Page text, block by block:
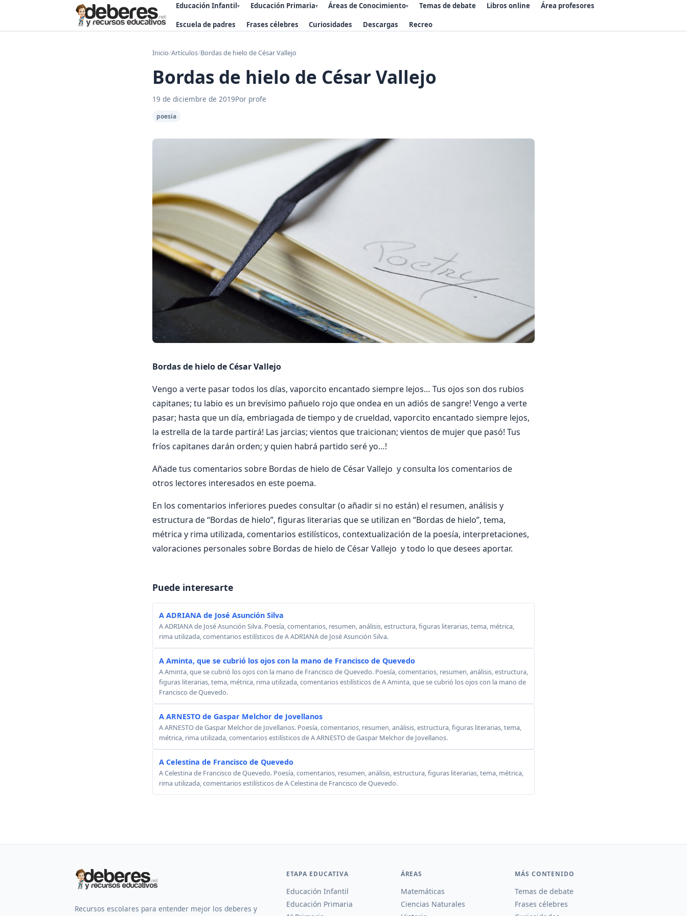
Educación Infantil▾ Educación Primaria▾ Áreas de Conocimiento▾ Temas de debate Libros online Área profesores
Escuela de padres Frases célebres Curiosidades Descargas Recreo
Inicio/Artículos/Bordas de hielo de César Vallejo
Bordas de hielo de César Vallejo
19 de diciembre de 2019Por profe
poesia
Bordas de hielo de César Vallejo
Vengo a verte pasar todos los días, vaporcito encantado siempre lejos… Tus ojos son dos rubios
capitanes; tu labio es un brevísimo pañuelo rojo que ondea en un adiós de sangre! Vengo a verte
pasar; hasta que un día, embriagada de tiempo y de crueldad, vaporcito encantado siempre lejos,
la estrella de la tarde partirá! Las jarcias; vientos que traicionan; vientos de mujer que pasó! Tus
fríos capitanes darán orden; y quien habrá partido seré yo…!
Añade tus comentarios sobre Bordas de hielo de César Vallejo y consulta los comentarios de
otros lectores interesados en este poema.
En los comentarios inferiores puedes consultar (o añadir si no están) el resumen, análisis y
estructura de “Bordas de hielo”, figuras literarias que se utilizan en “Bordas de hielo”, tema,
métrica y rima utilizada, comentarios estilísticos, contextualización de la poesía, interpretaciones,
valoraciones personales sobre Bordas de hielo de César Vallejo y todo lo que desees aportar.
Puede interesarte
A ADRIANA de José Asunción Silva
A ADRIANA de José Asunción Silva. Poesía, comentarios, resumen, análisis, estructura, figuras literarias, tema, métrica,
rima utilizada, comentarios estilísticos de A ADRIANA de José Asunción Silva.
A Aminta, que se cubrió los ojos con la mano de Francisco de Quevedo
A Aminta, que se cubrió los ojos con la mano de Francisco de Quevedo. Poesía, comentarios, resumen, análisis, estructura,
figuras literarias, tema, métrica, rima utilizada, comentarios estilísticos de A Aminta, que se cubrió los ojos con la mano de
Francisco de Quevedo.
A ARNESTO de Gaspar Melchor de Jovellanos
A ARNESTO de Gaspar Melchor de Jovellanos. Poesía, comentarios, resumen, análisis, estructura, figuras literarias, tema,
métrica, rima utilizada, comentarios estilísticos de A ARNESTO de Gaspar Melchor de Jovellanos.
A Celestina de Francisco de Quevedo
A Celestina de Francisco de Quevedo. Poesía, comentarios, resumen, análisis, estructura, figuras literarias, tema, métrica,
rima utilizada, comentarios estilísticos de A Celestina de Francisco de Quevedo.
Recursos escolares para entender mejor los deberes y
ETAPA EDUCATIVA
Educación Infantil
Educación Primaria
ÁREAS
Matemáticas
Ciencias Naturales
MÁS CONTENIDO
Temas de debate
Frases célebres